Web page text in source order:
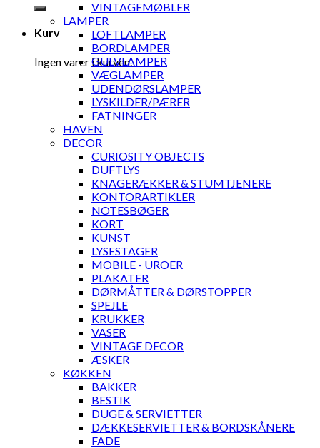
Kurv
Ingen varer i kurven.
VINTAGEMØBLER
LAMPER
LOFTLAMPER
BORDLAMPER
GULVLAMPER
VÆGLAMPER
UDENDØRSLAMPER
LYSKILDER/PÆRER
FATNINGER
HAVEN
DECOR
CURIOSITY OBJECTS
DUFTLYS
KNAGERÆKKER & STUMTJENERE
KONTORARTIKLER
NOTESBØGER
KORT
KUNST
LYSESTAGER
MOBILE - UROER
PLAKATER
DØRMÅTTER & DØRSTOPPER
SPEJLE
KRUKKER
VASER
VINTAGE DECOR
ÆSKER
KØKKEN
BAKKER
BESTIK
DUGE & SERVIETTER
DÆKKESERVIETTER & BORDSKÅNERE
FADE